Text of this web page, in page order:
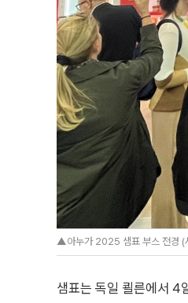
▲아누가 2025 샘표 부스 전경 (
샘표는 독일 쾰른에서 4